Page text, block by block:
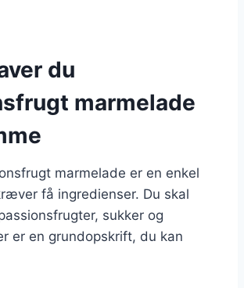
du
marmelade
marmelade er en enkel
få ingredienser. Du skal
sukker og
er en grundopskrift, du kan